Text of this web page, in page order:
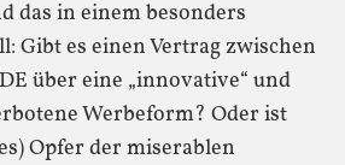
das in einem besonders
Gibt es einen Vertrag zwischen
über eine „innovative“ und
Werbeform? Oder ist
Opfer der miserablen